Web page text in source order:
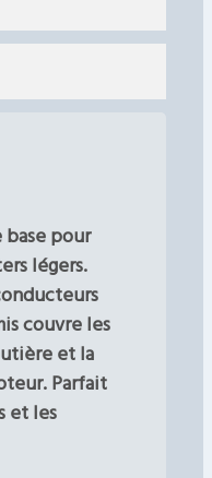
base pour
légers.
couvre les
et la
Parfait
et les